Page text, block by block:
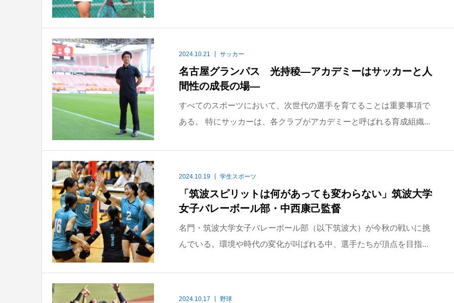
2024.10.21 サッカー
名古屋グランパス 光持稜―アカデミーはサッカーと人
間性の成長の場―
すべてのスポーツにおいて、次世代の選手を育てることは重要事項で
ある。 特にサッカーは、各クラブがアカデミーと呼ばれる育成組織...
2024.10.19 学生スポーツ
「筑波スピリットは何があっても変わらない」筑波大学
女子バレーボール部・中西康己監督
名門・筑波大学女子バレーボール部（以下筑波大）が今秋の戦いに挑
んでいる。環境や時代の変化が叫ばれる中、選手たちが頂点を目指...
2024.10.17 野球